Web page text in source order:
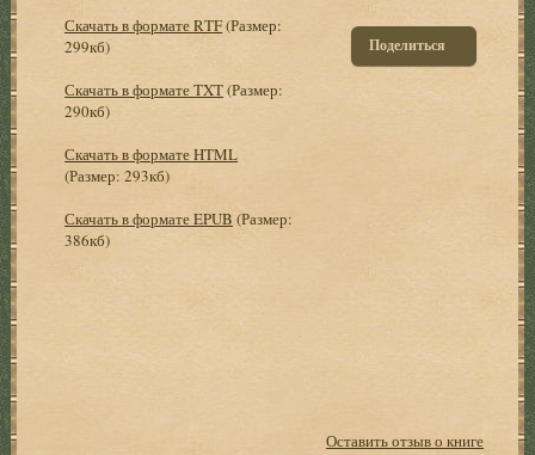
Скачать в формате RTF(Размер:
299кб)
Скачать в формате TXT(Размер:
290кб)
Скачать в формате HTML
(Размер: 293кб)
Скачать в формате EPUB (Размер:
386кб)
Поделиться
Оставить отзыв о книге